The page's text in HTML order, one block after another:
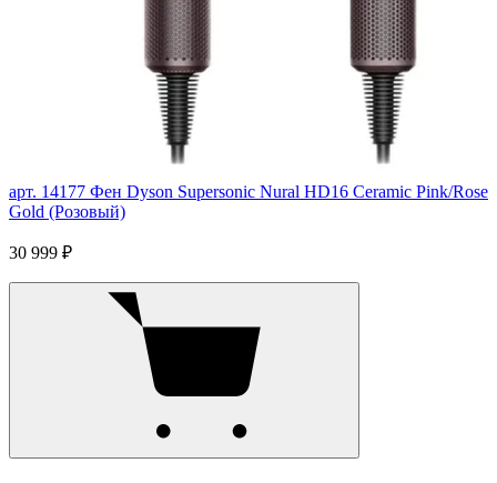
арт. 14177 Фен Dyson Supersonic Nural HD16 Ceramic Pink/Rose
Gold (Розовый)
30 999 ₽